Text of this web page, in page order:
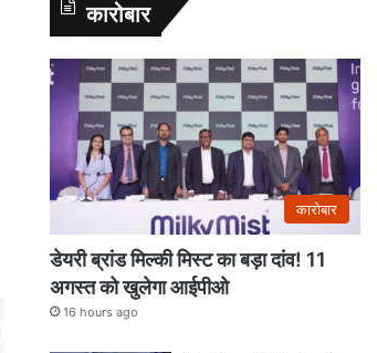
कारोबार
कारोबार
डेयरी ब्रांड मिल्की मिस्ट का बड़ा दांव! 11
अगस्त को खुलेगा आईपीओ
16 hours ago